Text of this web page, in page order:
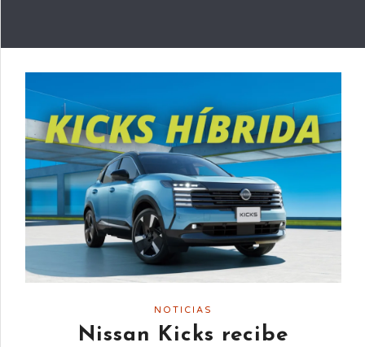
NOTICIAS
Nissan Kicks recibe